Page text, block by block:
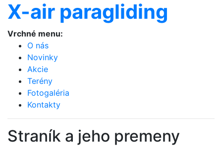
X-air paragliding
Vrchné menu:
O nás
Novinky
Akcie
Terény
Fotogaléria
Kontakty
Straník a jeho premeny